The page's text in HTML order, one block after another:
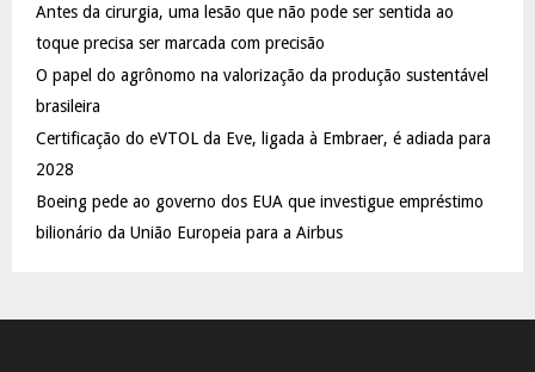
r
:
C
Antes da cirurgia, uma lesão que não pode ser sentida ao
toque precisa ser marcada com precisão
O papel do agrônomo na valorização da produção sustentável
brasileira
Certificação do eVTOL da Eve, ligada à Embraer, é adiada para
2028
Boeing pede ao governo dos EUA que investigue empréstimo
bilionário da União Europeia para a Airbus